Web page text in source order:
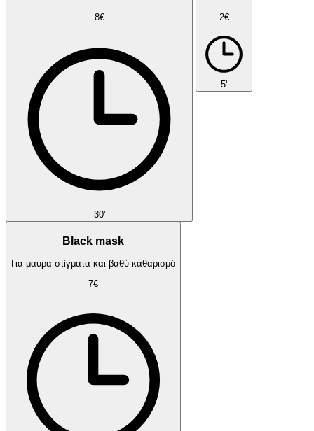
8€
30'
2€
5'
Black mask
Για μαύρα στίγματα και βαθύ καθαρισμό
7€